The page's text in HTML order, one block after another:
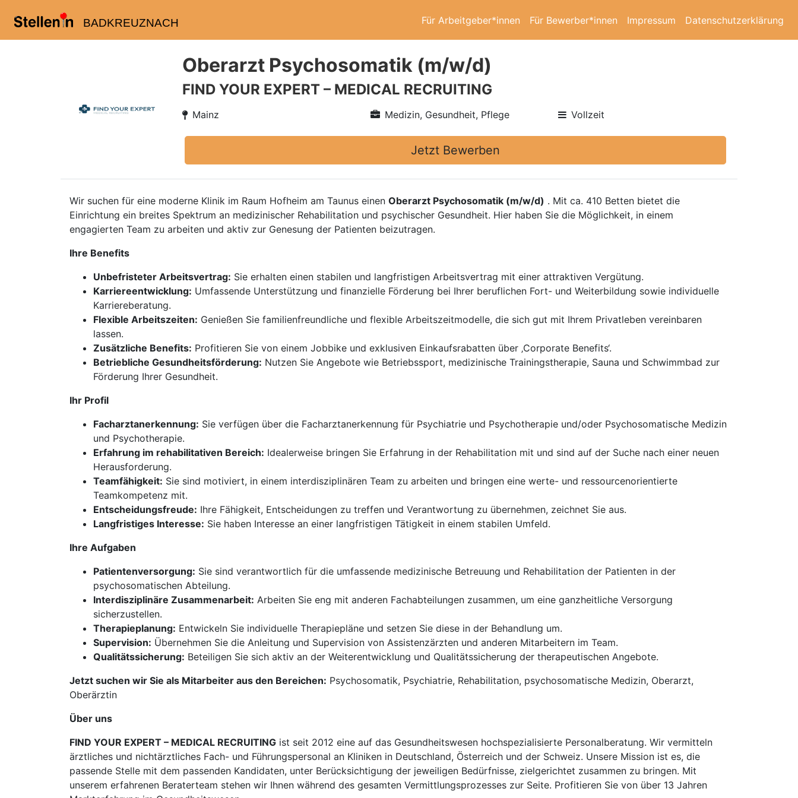
BADKREUZNACH Für Arbeitgeber*innen Für Bewerber*innen Impressum Datenschutzerklärung
Oberarzt Psychosomatik (m/w/d)
FIND YOUR EXPERT – MEDICAL RECRUITING
Mainz Medizin, Gesundheit, Pflege Vollzeit
Jetzt Bewerben
Wir suchen für eine moderne Klinik im Raum Hofheim am Taunus einen Oberarzt Psychosomatik (m/w/d) . Mit ca. 410 Betten bietet die
Einrichtung ein breites Spektrum an medizinischer Rehabilitation und psychischer Gesundheit. Hier haben Sie die Möglichkeit, in einem
engagierten Team zu arbeiten und aktiv zur Genesung der Patienten beizutragen.
Ihre Benefits
Unbefristeter Arbeitsvertrag: Sie erhalten einen stabilen und langfristigen Arbeitsvertrag mit einer attraktiven Vergütung.
Karriereentwicklung: Umfassende Unterstützung und finanzielle Förderung bei Ihrer beruflichen Fort- und Weiterbildung sowie individuelle
Karriereberatung.
Flexible Arbeitszeiten: Genießen Sie familienfreundliche und flexible Arbeitszeitmodelle, die sich gut mit Ihrem Privatleben vereinbaren
lassen.
Zusätzliche Benefits: Profitieren Sie von einem Jobbike und exklusiven Einkaufsrabatten über ‚Corporate Benefits‘.
Betriebliche Gesundheitsförderung: Nutzen Sie Angebote wie Betriebssport, medizinische Trainingstherapie, Sauna und Schwimmbad zur
Förderung Ihrer Gesundheit.
Ihr Profil
Facharztanerkennung: Sie verfügen über die Facharztanerkennung für Psychiatrie und Psychotherapie und/oder Psychosomatische Medizin
und Psychotherapie.
Erfahrung im rehabilitativen Bereich: Idealerweise bringen Sie Erfahrung in der Rehabilitation mit und sind auf der Suche nach einer neuen
Herausforderung.
Teamfähigkeit: Sie sind motiviert, in einem interdisziplinären Team zu arbeiten und bringen eine werte- und ressourcenorientierte
Teamkompetenz mit.
Entscheidungsfreude: Ihre Fähigkeit, Entscheidungen zu treffen und Verantwortung zu übernehmen, zeichnet Sie aus.
Langfristiges Interesse: Sie haben Interesse an einer langfristigen Tätigkeit in einem stabilen Umfeld.
Ihre Aufgaben
Patientenversorgung: Sie sind verantwortlich für die umfassende medizinische Betreuung und Rehabilitation der Patienten in der
psychosomatischen Abteilung.
Interdisziplinäre Zusammenarbeit: Arbeiten Sie eng mit anderen Fachabteilungen zusammen, um eine ganzheitliche Versorgung
sicherzustellen.
Therapieplanung: Entwickeln Sie individuelle Therapiepläne und setzen Sie diese in der Behandlung um.
Supervision: Übernehmen Sie die Anleitung und Supervision von Assistenzärzten und anderen Mitarbeitern im Team.
Qualitätssicherung: Beteiligen Sie sich aktiv an der Weiterentwicklung und Qualitätssicherung der therapeutischen Angebote.
Jetzt suchen wir Sie als Mitarbeiter aus den Bereichen: Psychosomatik, Psychiatrie, Rehabilitation, psychosomatische Medizin, Oberarzt,
Oberärztin
Über uns
FIND YOUR EXPERT – MEDICAL RECRUITING ist seit 2012 eine auf das Gesundheitswesen hochspezialisierte Personalberatung. Wir vermitteln
ärztliches und nichtärztliches Fach- und Führungspersonal an Kliniken in Deutschland, Österreich und der Schweiz. Unsere Mission ist es, die
passende Stelle mit dem passenden Kandidaten, unter Berücksichtigung der jeweiligen Bedürfnisse, zielgerichtet zusammen zu bringen. Mit
unserem erfahrenen Beraterteam stehen wir Ihnen während des gesamten Vermittlungsprozesses zur Seite. Profitieren Sie von über 13 Jahren